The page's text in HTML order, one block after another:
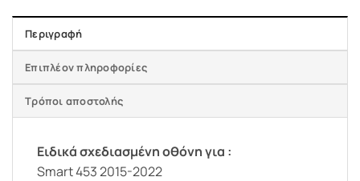
Περιγραφή
Επιπλέον πληροφορίες
Τρόποι αποστολής
Ειδικά σχεδιασμένη οθόνη για :
Smart 453 2015-2022